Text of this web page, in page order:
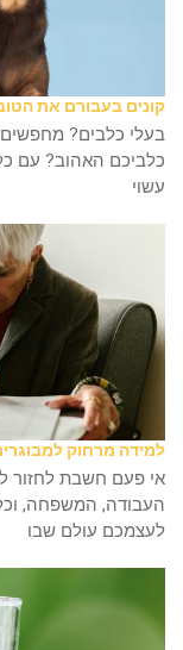
קונים בעבורם את הטוב
בעלי כלבים? מחפשים
כלביכם האהוב? עם כל
עשוי
למידה מרחוק למבוגרים:
אי פעם חשבת לחזור
העבודה, המשפחה, וכל
לעצמכם עולם שבו